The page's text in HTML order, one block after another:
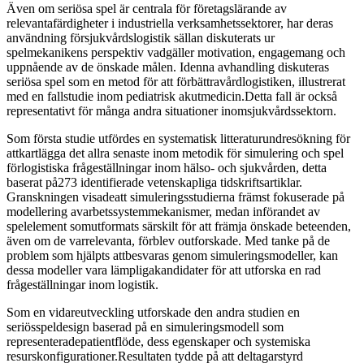
Även om seriösa spel är centrala för företagslärande av
relevantafärdigheter i industriella verksamhetssektorer, har deras
användning försjukvårdslogistik sällan diskuterats ur
spelmekanikens perspektiv vadgäller motivation, engagemang och
uppnående av de önskade målen. Idenna avhandling diskuteras
seriösa spel som en metod för att förbättravårdlogistiken, illustrerat
med en fallstudie inom pediatrisk akutmedicin.Detta fall är också
representativt för många andra situationer inomsjukvårdssektorn.
Som första studie utfördes en systematisk litteraturundresökning för
attkartlägga det allra senaste inom metodik för simulering och spel
förlogistiska frågeställningar inom hälso- och sjukvården, detta
baserat på273 identifierade vetenskapliga tidskriftsartiklar.
Granskningen visadeatt simuleringsstudierna främst fokuserade på
modellering avarbetssystemmekanismer, medan införandet av
spelelement somutformats särskilt för att främja önskade beteenden,
även om de varrelevanta, förblev outforskade. Med tanke på de
problem som hjälpts attbesvaras genom simuleringsmodeller, kan
dessa modeller vara lämpligakandidater för att utforska en rad
frågeställningar inom logistik.
Som en vidareutveckling utforskade den andra studien en
seriösspeldesign baserad på en simuleringsmodell som
representeradepatientflöde, dess egenskaper och systemiska
resurskonfigurationer.Resultaten tydde på att deltagarstyrd